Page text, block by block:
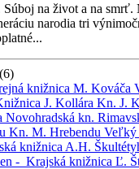
Súboj na život a na smrť.
narodia tri
knižnica M. Kováča
J. Kollára Kn. J.
Novohradská kn.
Kn. M. Hrebendu Veľký
knižnica A.H.
- Krajská knižnica Ľ.